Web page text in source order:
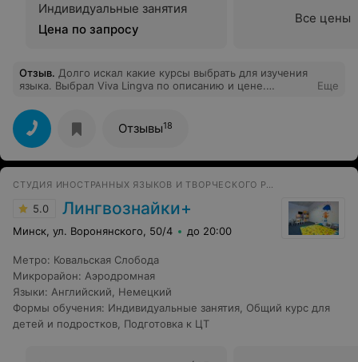
Индивидуальные занятия
Цена по запросу
Все цены
Отзыв. Долго искал какие курсы выбрать для изучения
языка. Выбрал Viva Lingva по описанию и цене.
Интересная программа, особая благодарность
преподавателю Катерине, скучно не бывает, время
урока проходит не заметно. Рекомендую
Еще
Отзывы18
СТУДИЯ ИНОСТРАННЫХ ЯЗЫКОВ И ТВОРЧЕСКОГО РАЗВИТИЯ
5.0 Лингвознайки+
Минск, ул. Воронянского, 50/4 до 20:00
Метро: Ковальская Слобода
Микрорайон: Аэродромная
Языки: Английский
Немецкий
Формы обучения: Индивидуальные занятия Общий курс для
детей и подростков Подготовка к ЦТ